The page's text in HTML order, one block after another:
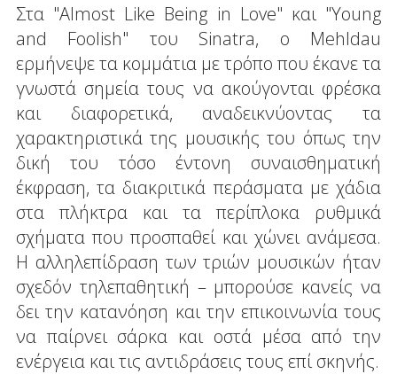
Στα "Almost Like Being in Love" και "Young
and Foolish" του Sinatra, o Mehldau
ερμήνεψε τα κομμάτια με τρόπο που έκανε τα
γνωστά σημεία τους να ακούγονται φρέσκα
και διαφορετικά, αναδεικνύοντας τα
χαρακτηριστικά της μουσικής του όπως την
δική του τόσο έντονη συναισθηματική
έκφραση, τα διακριτικά περάσματα με χάδια
στα πλήκτρα και τα περίπλοκα ρυθμικά
σχήματα που προσπαθεί και χώνει ανάμεσα.
Η αλληλεπίδραση των τριών μουσικών ήταν
σχεδόν τηλεπαθητική – μπορούσε κανείς να
δει την κατανόηση και την επικοινωνία τους
να παίρνει σάρκα και οστά μέσα από την
ενέργεια και τις αντιδράσεις τους επί σκηνής.